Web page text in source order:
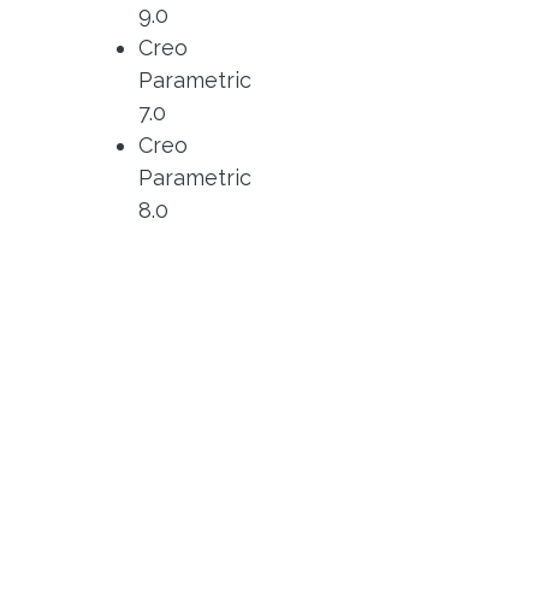
9.0
Creo
Parametric
7.0
Creo
Parametric
8.0